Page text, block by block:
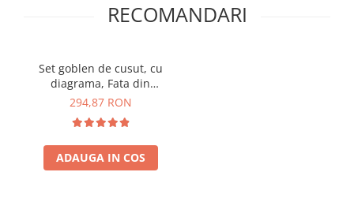
RECOMANDARI
Set goblen de cusut, cu
diagrama, Fata din
Spania, 19x28cm
294,87 RON
ADAUGA IN COS